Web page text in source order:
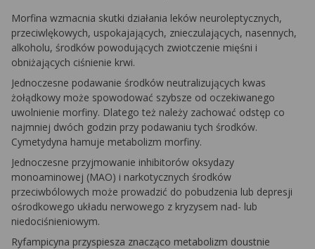
Morfina wzmacnia skutki działania leków neuroleptycznych,
przeciwlękowych, uspokajających, znieczulających, nasennych,
alkoholu, środków powodujących zwiotczenie mięśni i
obniżających ciśnienie krwi.
Jednoczesne podawanie środków neutralizujących kwas
żołądkowy może spowodować szybsze od oczekiwanego
uwolnienie morfiny. Dlatego też należy zachować odstęp co
najmniej dwóch godzin przy podawaniu tych środków.
Cymetydyna hamuje metabolizm morfiny.
Jednoczesne przyjmowanie inhibitorów oksydazy
monoaminowej (MAO) i narkotycznych środków
przeciwbólowych może prowadzić do pobudzenia lub depresji
ośrodkowego układu nerwowego z kryzysem nad- lub
niedociśnieniowym.
Ryfampicyna przyspiesza znacząco metabolizm doustnie